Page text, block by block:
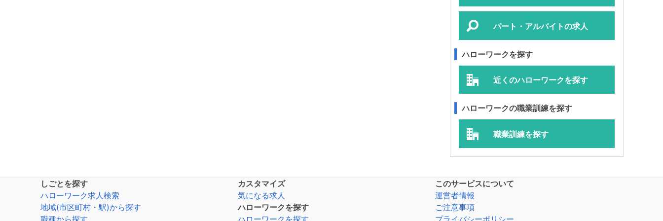
パート・アルバイトの求人
ハローワークを探す
近くのハローワークを探す
ハローワークの職業訓練を探す
職業訓練を探す
しごとを探す
ハローワーク求人検索
地域(市区町村・駅)から探す
カスタマイズ
気になる求人
ハローワークを探す
このサービスについて
運営者情報
ご注意事項